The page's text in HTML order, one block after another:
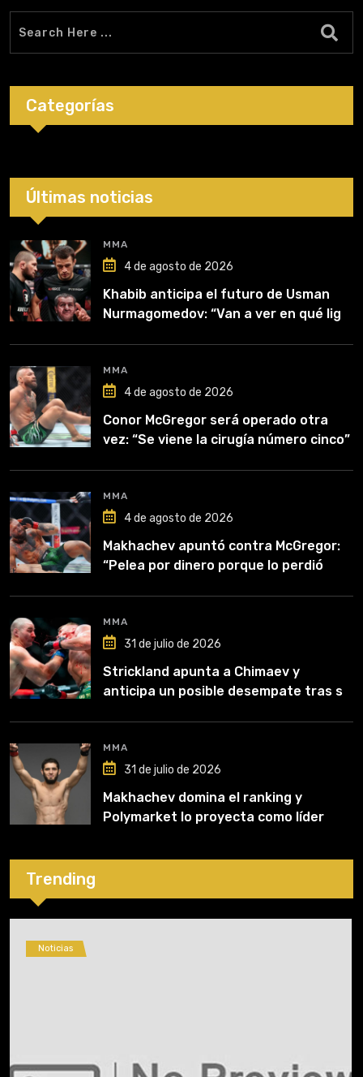
Categorías
Últimas noticias
MMA
4 de agosto de 2026
Khabib anticipa el futuro de Usman
Nurmagomedov: “Van a ver en qué liga
MMA
4 de agosto de 2026
Conor McGregor será operado otra
vez: “Se viene la cirugía número cinco”
MMA
4 de agosto de 2026
Makhachev apuntó contra McGregor:
“Pelea por dinero porque lo perdió
MMA
31 de julio de 2026
Strickland apunta a Chimaev y
anticipa un posible desempate tras su
MMA
31 de julio de 2026
Makhachev domina el ranking y
Polymarket lo proyecta como líder
Trending
Noticias